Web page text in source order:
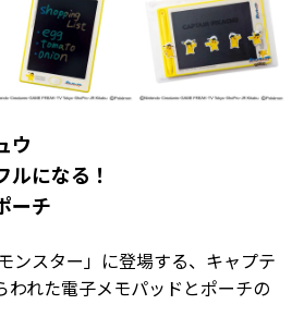
ウ
ルになる！
ーチ
ンスター」に登場する、キャプテ
われた電子メモパッドとポーチの